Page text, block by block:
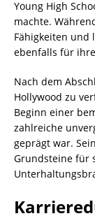
Young High
machte.
Fähigkeiten und
ebenfalls für
Nach dem
Hollywood zu
Beginn einer
zahlreiche
geprägt war.
Grundsteine für